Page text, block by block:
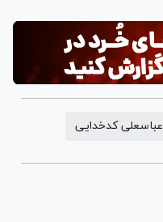
عباسعلی کدخدایی